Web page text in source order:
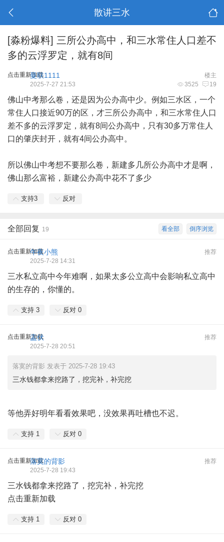
散讲三水
[淼粉爆料] 三所公办高中，和三水常住人口差不
多的云浮罗定，就有8间
点击重新加载 楼主
曼联1111
3525 19
2025-7-27 21:53
佛山中考那么卷，还是因为公办高中少。例如三水区，一个
常住人口接近90万的区，才三所公办高中，和三水常住人口
差不多的云浮罗定，就有8间公办高中，只有30多万常住人
口的肇庆封开，就有4间公办高中。
所以佛山中考想不要那么卷，新建多几所公办高中才是啊，
佛山那么富裕，新建公办高中花不了多少
支持3 反对
倒序浏览
看全部
全部回复 19
点击重新加载 推荐
午夜小熊
2025-7-28 14:31
三水私立高中今年难啊，如果太多公立高中会影响私立高中
的生存的，你懂的。
支持 3 反对 0
点击重新加载 推荐
盂伏
2025-7-28 20:51
落寞的背影 发表于 2025-7-28 19:43
三水钱都拿来挖路了，挖完补，补完挖
等他弄好明年看看效果吧，没效果再吐槽也不迟。
支持 1 反对 0
点击重新加载 推荐
落寞的背影
2025-7-28 19:43
三水钱都拿来挖路了，挖完补，补完挖
点击重新加载
支持 1 反对 0